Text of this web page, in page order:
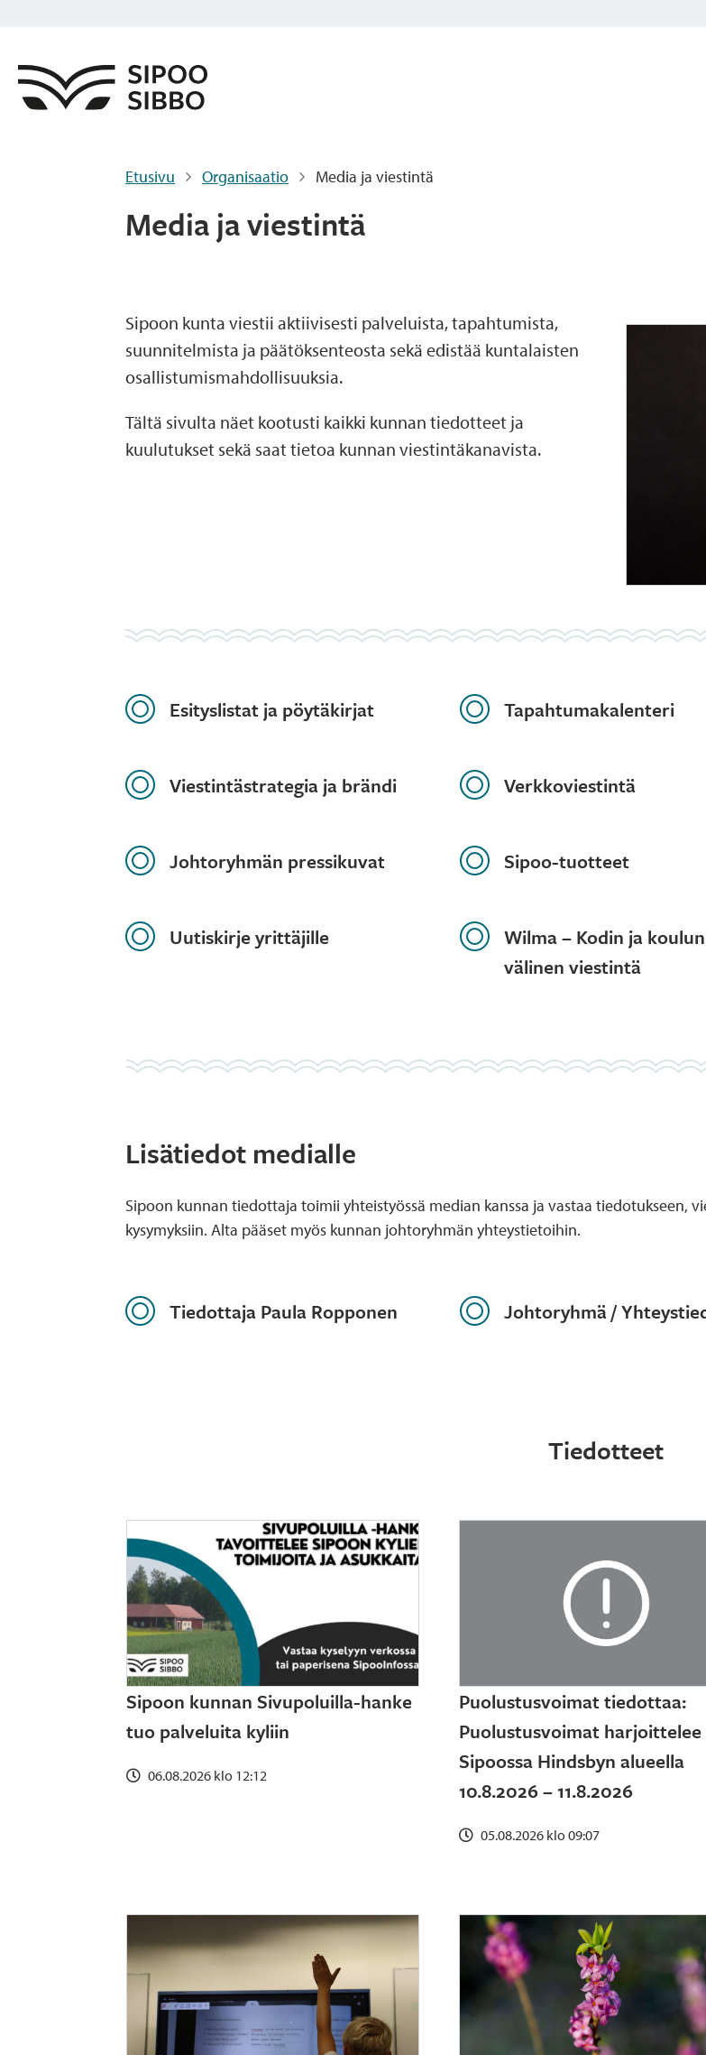
Etusivu Organisaatio Media ja viestintä
Media ja viestintä
Sipoon kunta viestii aktiivisesti palveluista, tapahtumista,
suunnitelmista ja päätöksenteosta sekä edistää kuntalaisten
osallistumismahdollisuuksia.
Tältä sivulta näet kootusti kaikki kunnan tiedotteet ja
kuulutukset sekä saat tietoa kunnan viestintäkanavista.
Esityslistat ja pöytäkirjat Tapahtumakalenteri
Viestintästrategia ja brändi Verkkoviestintä
Johtoryhmän pressikuvat Sipoo-tuotteet
Uutiskirje yrittäjille
Wilma – Kodin ja koulun
välinen viestintä
Lisätiedot medialle
Sipoon kunnan tiedottaja toimii yhteistyössä median kanssa ja vastaa tiedotukseen,
kysymyksiin. Alta pääset myös kunnan johtoryhmän yhteystietoihin.
Tiedottaja Paula Ropponen Johtoryhmä /
Tiedotteet
Sipoon kunnan Sivupoluilla-hanke
tuo palveluita kyliin
06.08.2026 klo 12:12
Puolustusvoimat tiedottaa:
Puolustusvoimat harjoittelee
Sipoossa Hindsbyn alueella
10.8.2026 – 11.8.2026
05.08.2026 klo 09:07